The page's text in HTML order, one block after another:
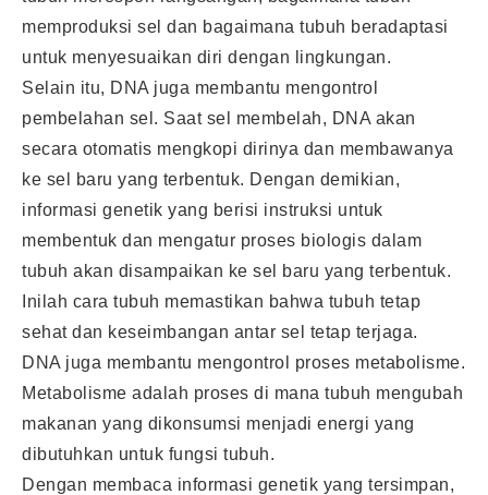
memproduksi sel dan bagaimana tubuh beradaptasi
untuk menyesuaikan diri dengan lingkungan.
Selain itu, DNA juga membantu mengontrol
pembelahan sel. Saat sel membelah, DNA akan
secara otomatis mengkopi dirinya dan membawanya
ke sel baru yang terbentuk. Dengan demikian,
informasi genetik yang berisi instruksi untuk
membentuk dan mengatur proses biologis dalam
tubuh akan disampaikan ke sel baru yang terbentuk.
Inilah cara tubuh memastikan bahwa tubuh tetap
sehat dan keseimbangan antar sel tetap terjaga.
DNA juga membantu mengontrol proses metabolisme.
Metabolisme adalah proses di mana tubuh mengubah
makanan yang dikonsumsi menjadi energi yang
dibutuhkan untuk fungsi tubuh.
Dengan membaca informasi genetik yang tersimpan,